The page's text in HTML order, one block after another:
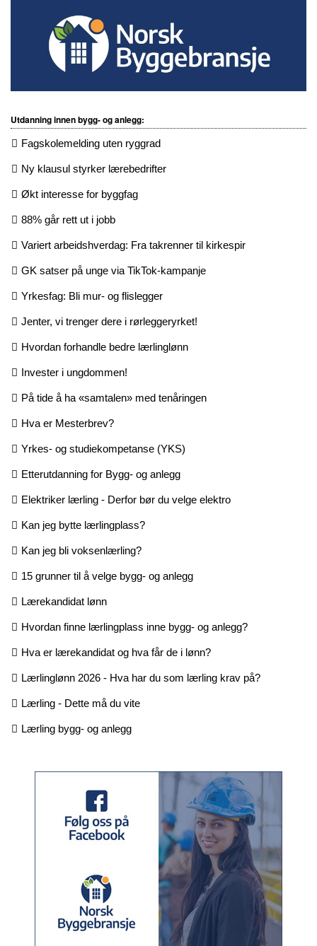
Utdanning innen bygg- og anlegg:
Fagskolemelding uten ryggrad
Ny klausul styrker lærebedrifter
Økt interesse for byggfag
88% går rett ut i jobb
Variert arbeidshverdag: Fra takrenner til kirkespir
GK satser på unge via TikTok-kampanje
Yrkesfag: Bli mur- og flislegger
Jenter, vi trenger dere i rørleggeryrket!
Hvordan forhandle bedre lærlinglønn
Invester i ungdommen!
På tide å ha «samtalen» med tenåringen
Hva er Mesterbrev?
Yrkes- og studiekompetanse (YKS)
Etterutdanning for Bygg- og anlegg
Elektriker lærling - Derfor bør du velge elektro
Kan jeg bytte lærlingplass?
Kan jeg bli voksenlærling?
15 grunner til å velge bygg- og anlegg
Lærekandidat lønn
Hvordan finne lærlingplass inne bygg- og anlegg?
Hva er lærekandidat og hva får de i lønn?
Lærlinglønn 2026 - Hva har du som lærling krav på?
Lærling - Dette må du vite
Lærling bygg- og anlegg